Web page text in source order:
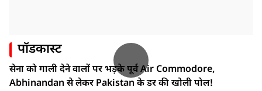
पॉडकास्ट
सेना को गाली देने वालों पर भड़के पूर्व Air Commodore,
Abhinandan से लेकर Pakistan के डर की खोली पोल!